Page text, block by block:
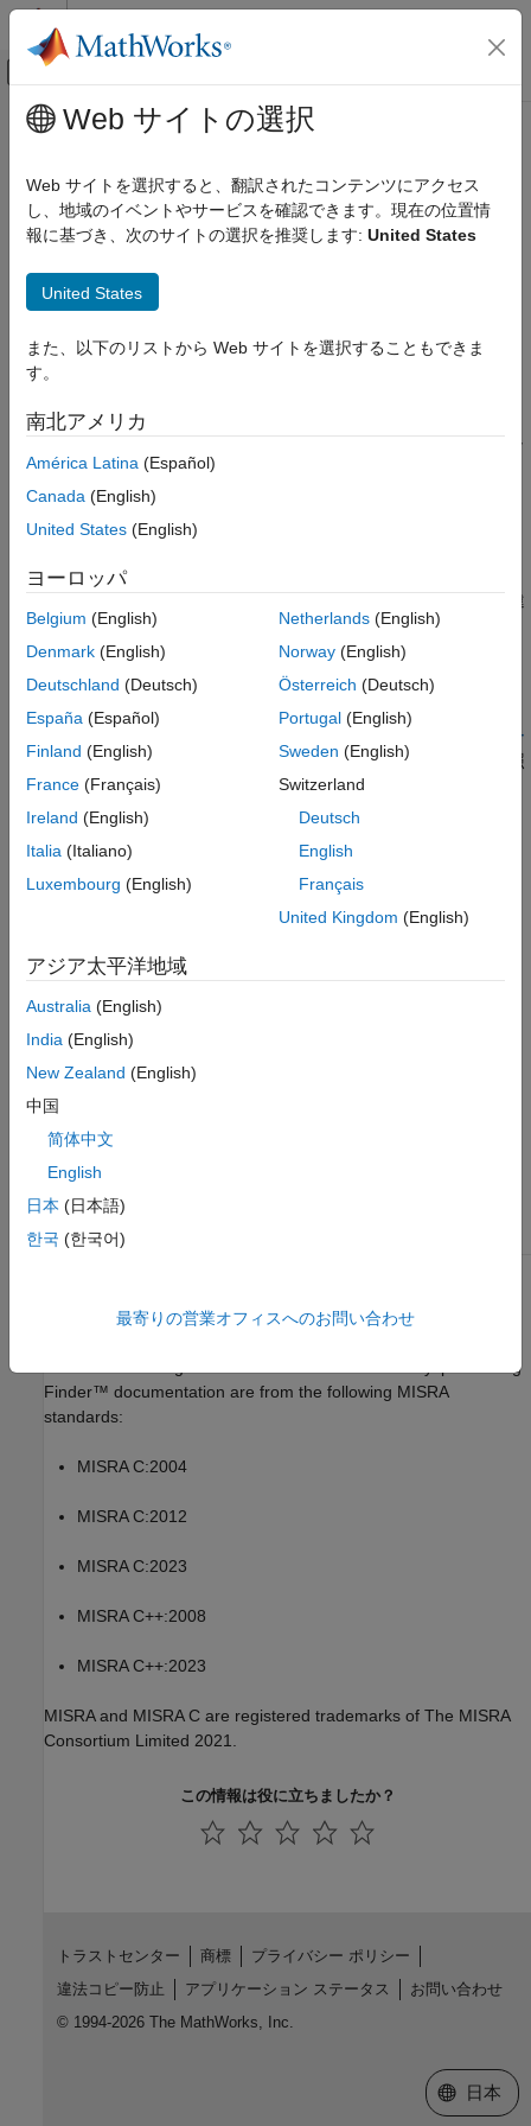
コンテンツへスキップ
オフキャンバス ナビゲーション メ
ドキュメンテーションのホーム
コード検証
Polyspace Bug Finder
Polyspace Bug Finder の結果
MISRA C:2023 命令およびルール
項目一覧
説明
チェック情報
バージョン履歴
メインコンテンツ
MISRA C:2023 Rule 21.9
The Standard Library library functionsbsearch andqsortof
<stdlib.h> shall not be used
説明
be used 1.
これらのライブラリ関数内の比較関数は、比較される要素が等し
い場合、予期したとおりに動作しない可能性があります。また、
qsort の実装は再帰的であり、呼び出しスタックに未知の要求を
関数がマクロであり、コードに展開される場合、このルールに違
反します。ルール 21.2 に違反していないことを前提としていま
す。
トラブルシューティング
コー
ディング規約違反が想定どおりに表示されない理由の診断
を参照
します。
チェック情報
グループ:標準ライブラリ
PQL 名: std.misra_c_2023.R21_9
R2024a で導入
参考
MISRA C:2023 のチェック (-misra-c-2023)
トピック
コーディング規約違反のチェックおよびレビュー
MISRA Consortium Limited 2021.
Bug
Finder™ documentation are from the following MISRA
standards:
MISRA C:2004
MISRA C:2012
MISRA C:2023
MISRA C++:2008
MISRA C++:2023
MISRA and MISRA C are registered trademarks of The MISRA
Consortium Limited 2021.
この情報は役に立ちましたか？
Web サイトの選択
Web サイトを選択すると、翻訳されたコンテンツにアクセス
し、地域のイベントやサービスを確認できます。現在の位置情
報に基づき、次のサイトの選択を推奨します: United States
United States
また、以下のリストから Web サイトを選択することもできま
す。
南北アメリカ
América Latina (Español)
Canada (English)
United States (English)
ヨーロッパ
Belgium (English)
Denmark (English)
Deutschland (Deutsch)
España (Español)
Finland (English)
France (Français)
Ireland (English)
Italia (Italiano)
Luxembourg (English)
Netherlands(English)
Norway(English)
Österreich (Deutsch)
Portugal(English)
Sweden (English)
Switzerland
Deutsch
English
Français
United Kingdom (English)
アジア太平洋地域
Australia (English)
India (English)
New Zealand (English)
中国
简体中文
English
日本 (日本語)
한국 (한국어)
最寄りの営業オフィスへのお問い合わせ
トラストセンター 商標
プライバシー ポリシー
違法コピー防止
アプリケーション ステータス
お問い合わせ
© 1994-2026 The MathWorks, Inc.
Web サイ
日本